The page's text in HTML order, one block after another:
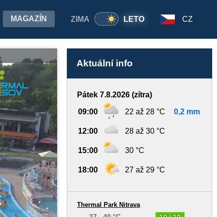
ZIMA LETO
MAGAZÍN CZ
Aktuální info
Pátek 7.8.2026 (zítra)
09:00 22 až 28 °C 0,2 mm
12:00 28 až 30 °C
15:00 30 °C
18:00 27 až 29 °C
Thermal Park Nitrava